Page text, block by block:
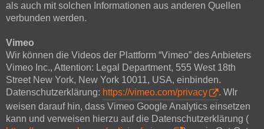
als auch mit solchen Informationen aus anderen Quellen
verbunden werden.
Vimeo
Wir können die Videos der Plattform “Vimeo” des Anbieters
Vimeo Inc., Attention: Legal Department, 555 West 18th
Street New York, New York 10011, USA, einbinden.
Datenschutzerklärung: https://vimeo.com/privacy
. WIr
weisen darauf hin, dass Vimeo Google Analytics einsetzen
kann und verweisen hierzu auf die Datenschutzerklärung (